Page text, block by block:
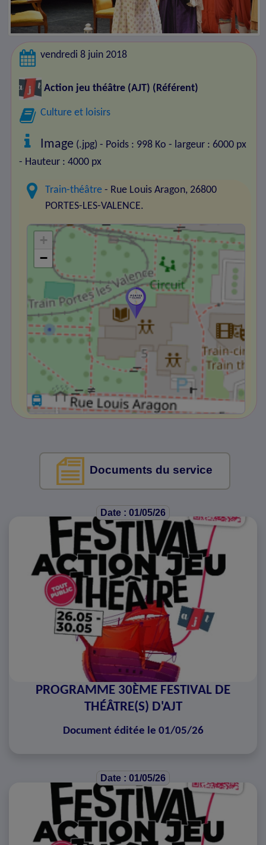
vendredi 8 juin 2018
Action jeu théâtre (AJT) (Référent)
Culture et loisirs
Image (.jpg) - Poids : 998 Ko - largeur : 6000 px
- Hauteur : 4000 px
Train-théâtre - Rue Louis Aragon, 26800
PORTES-LES-VALENCE.
+
−
Documents du service
Date : 01/05/26
PROGRAMME 30ÈME FESTIVAL DE
THÉÂTRE(S) D'AJT
Document éditée le 01/05/26
Date : 01/05/26